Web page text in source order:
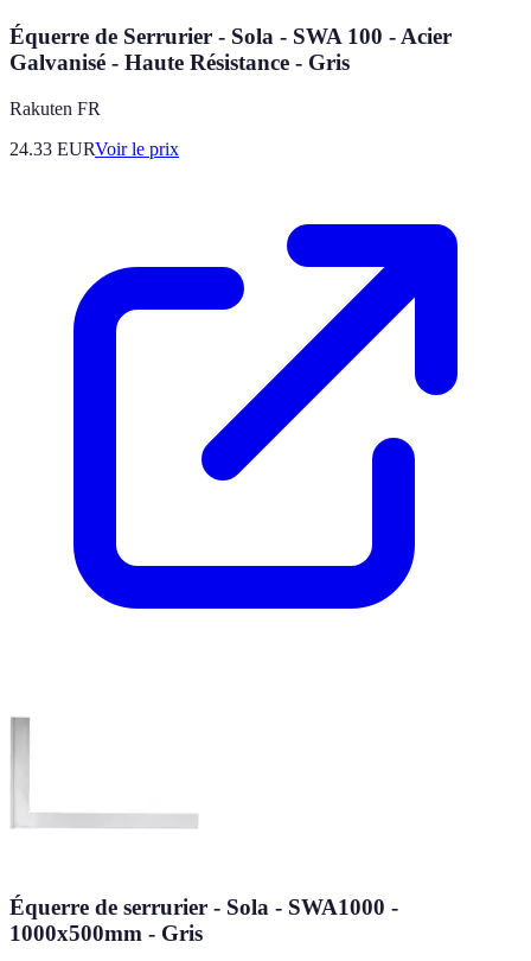
Équerre de Serrurier - Sola - SWA 100 - Acier
Galvanisé - Haute Résistance - Gris
Rakuten FR
24.33 EURVoir le prix
Équerre de serrurier - Sola - SWA1000 -
1000x500mm - Gris